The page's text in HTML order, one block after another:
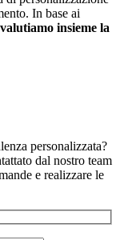
In base ai
valutiamo insieme la
personalizzata?
dal nostro team
e realizzare le